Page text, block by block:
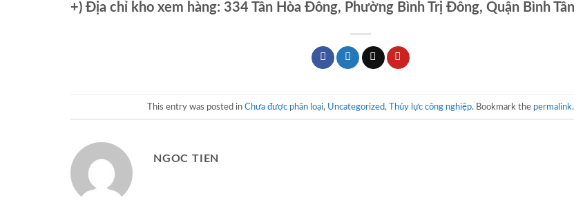
+) Địa chỉ kho xem hàng: 334 Tân Hòa Đông, Phường Bình Trị Đông, Quận Bình
This entry was posted in Chưa được phân loại, Uncategorized, Thủy lực công nghiệp. Bookmark the permalink.
NGOC TIEN